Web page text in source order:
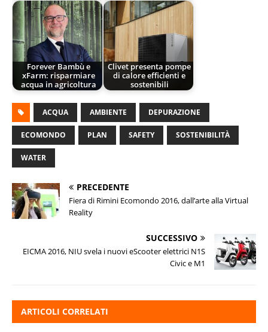
Forever Bambù e
xFarm: risparmiare
acqua in agricoltura
Clivet presenta pompe
di calore efficienti e
sostenibili
ACQUA AMBIENTE DEPURAZIONE
ECOMONDO PLAN SAFETY SOSTENIBILITÀ
WATER
PRECEDENTE
Fiera di Rimini Ecomondo 2016, dall’arte alla Virtual
Reality
SUCCESSIVO
EICMA 2016, NIU svela i nuovi eScooter elettrici N1S
Civic e M1
ARTICOLI CORRELATI